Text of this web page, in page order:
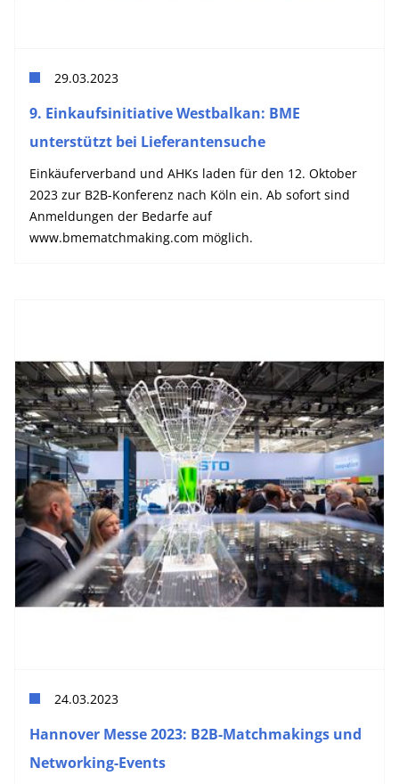
29.03.2023
9. Einkaufsinitiative Westbalkan: BME
unterstützt bei Lieferantensuche
Einkäuferverband und AHKs laden für den 12. Oktober
2023 zur B2B-Konferenz nach Köln ein. Ab sofort sind
Anmeldungen der Bedarfe auf
www.bmematchmaking.com möglich.
24.03.2023
Hannover Messe 2023: B2B-Matchmakings und
Networking-Events